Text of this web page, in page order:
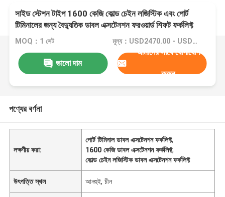
সাইড স্টেশন টাইপ 1600 কেজি কোল্ড চেইন লজিস্টিক এবং পোর্ট
টিমিনালের জন্য বৈদ্যুতিক ডাবল এক্সটেনশন ফরওয়ার্ড শিফট ফর্কলিফ্ট
MOQ：1 সেট মূল্য：USD2470.00 - USD4700.00
ভালো দাম
আমাদের সাথে যোগাযোগ
করুন
পণ্যের বর্ণনা
লক্ষণীয় করা:
পোর্ট টিমিনাল ডাবল এক্সটেনশন ফর্কলিফ্ট,
1600 কেজি ডাবল এক্সটেনশন ফর্কলিফ্ট,
কোল্ড চেইন লজিস্টিক ডাবল এক্সটেনশন ফর্কলিফ্ট
উৎপত্তি স্থল আনহুই, চীন